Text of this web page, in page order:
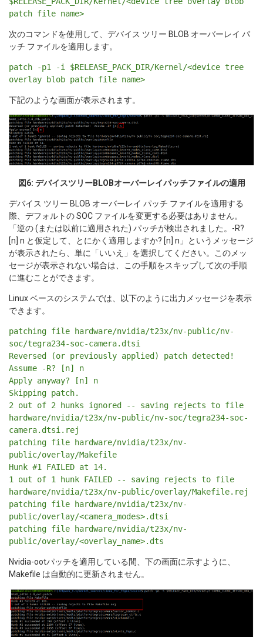
patch file name>
次のコマンドを使用して、デバイス ツリー BLOB オーバーレイ パ
ッチ ファイルを適用します。
patch -p1 -i $RELEASE_PACK_DIR/Kernel/<device tree
overlay blob patch file name>
下記のような画面が表示されます。
図6: デバイスツリーBLOBオーバーレイパッチファイルの適用
デバイス ツリー BLOB オーバーレイ パッチ ファイルを適用する
際、デフォルトの SOC ファイルを変更する必要はありません。
「逆の (または以前に適用された) パッチが検出されました。-R?
[n] n と仮定して、とにかく適用しますか? [n] n」というメッセージ
が表示されたら、単に「いいえ」を選択してください。このメッ
セージが表示されない場合は、この手順をスキップして次の手順
に進むことができます。
Linux ベースのシステムでは、以下のように出力メッセージを表示
できます。
patching file hardware/nvidia/t23x/nv-public/nv-
soc/tegra234-soc-camera.dtsi
Reversed (or previously applied) patch detected!
Assume -R? [n] n
Apply anyway? [n] n
Skipping patch.
2 out of 2 hunks ignored -- saving rejects to file
hardware/nvidia/t23x/nv-public/nv-soc/tegra234-soc-
camera.dtsi.rej
patching file hardware/nvidia/t23x/nv-
public/overlay/Makefile
Hunk #1 FAILED at 14.
1 out of 1 hunk FAILED -- saving rejects to file
hardware/nvidia/t23x/nv-public/overlay/Makefile.rej
patching file hardware/nvidia/t23x/nv-
public/overlay/<camera_modes>.dtsi
patching file hardware/nvidia/t23x/nv-
public/overlay/<overlay_name>.dts
Nvidia-ootパッチを適用している間、下の画面に示すように、
Makefile は自動的に更新されません。